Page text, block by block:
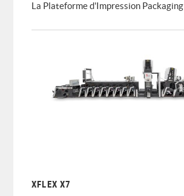
La Plateforme d'Impression Packaging
XFLEX X7